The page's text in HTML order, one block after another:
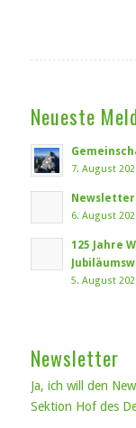
Neueste
7. August
Newsletter
6. August
125 Jahre
5. August
Newsletter
Ja, ich will den
Sektion Hof des